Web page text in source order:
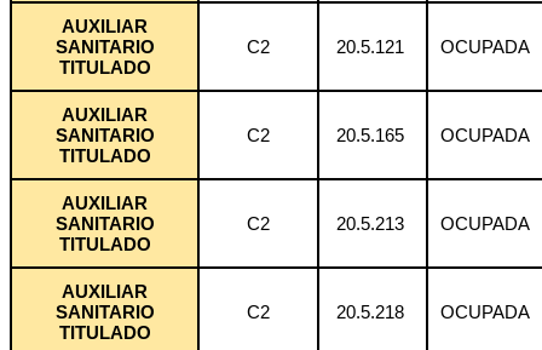
AUXILIAR
SANITARIO
TITULADO
C2 20.5.121 OCUPADA
AUXILIAR
SANITARIO
TITULADO
C2 20.5.165 OCUPADA
AUXILIAR
SANITARIO
TITULADO
C2 20.5.213 OCUPADA
AUXILIAR
SANITARIO
TITULADO
C2 20.5.218 OCUPADA